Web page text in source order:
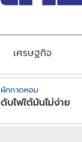
เศรษฐกิจ
ผักกาดหอม
ดับไฟใต้มันไม่ง่าย